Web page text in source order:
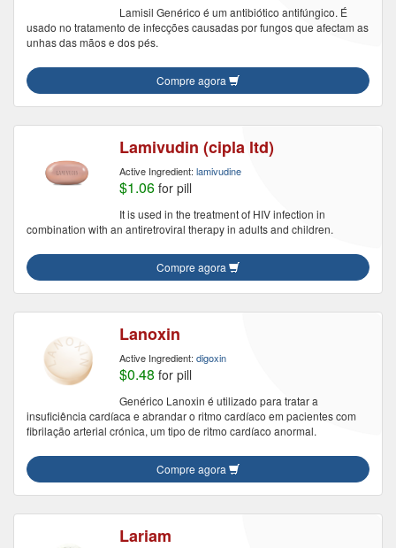
Lamisil Genérico é um antibiótico antifúngico. É
usado no tratamento de infecções causadas por fungos que afectam as
unhas das mãos e dos pés.
Compre agora
Lamivudin (cipla ltd)
Active Ingredient: lamivudine
$1.06 for pill
It is used in the treatment of HIV infection in
combination with an antiretroviral therapy in adults and children.
Compre agora
Lanoxin
Active Ingredient: digoxin
$0.48 for pill
Genérico Lanoxin é utilizado para tratar a
insuficiência cardíaca e abrandar o ritmo cardíaco em pacientes com
fibrilação arterial crónica, um tipo de ritmo cardíaco anormal.
Compre agora
Lariam